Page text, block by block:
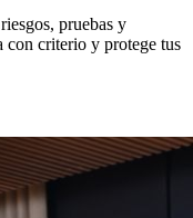
pruebas y
con criterio y protege tus